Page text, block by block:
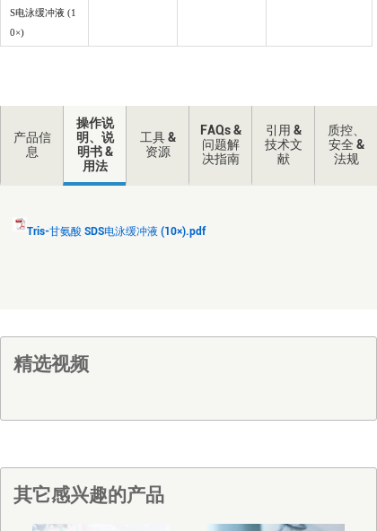
S电泳缓冲液 (1
0×)
产品信
息
操作说
明、说
明书 &
用法
工具 &
资源
FAQs &
问题解
决指南
引用 &
技术文
献
质控、
安全 &
法规
Tris-甘氨酸 SDS电泳缓冲液 (10×).pdf
精选视频
其它感兴趣的产品